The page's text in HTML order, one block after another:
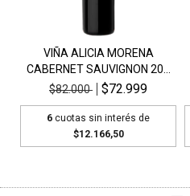
VIÑA ALICIA MORENA
CABERNET SAUVIGNON 20...
$82.000
$72.999
6 cuotas sin interés de
$12.166,50